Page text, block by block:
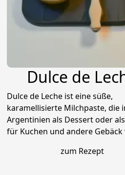
Dulce de
Dulce de Leche ist eine süße,
karamellisierte Milchpaste, die
Argentinien als Dessert oder
für Kuchen und andere Gebäck
zum Rezept